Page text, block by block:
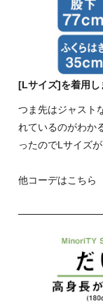
[Lサイズ]を着用し
つま先はジャスト
れているのがわか
ったのでLサイズ
他コーデはこちら